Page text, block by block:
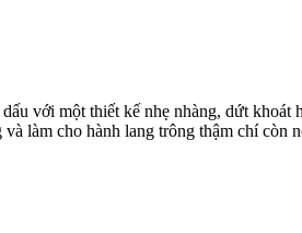
với một thiết kế nhẹ nhàng, dứt
làm cho hành lang trông thậm chí còn